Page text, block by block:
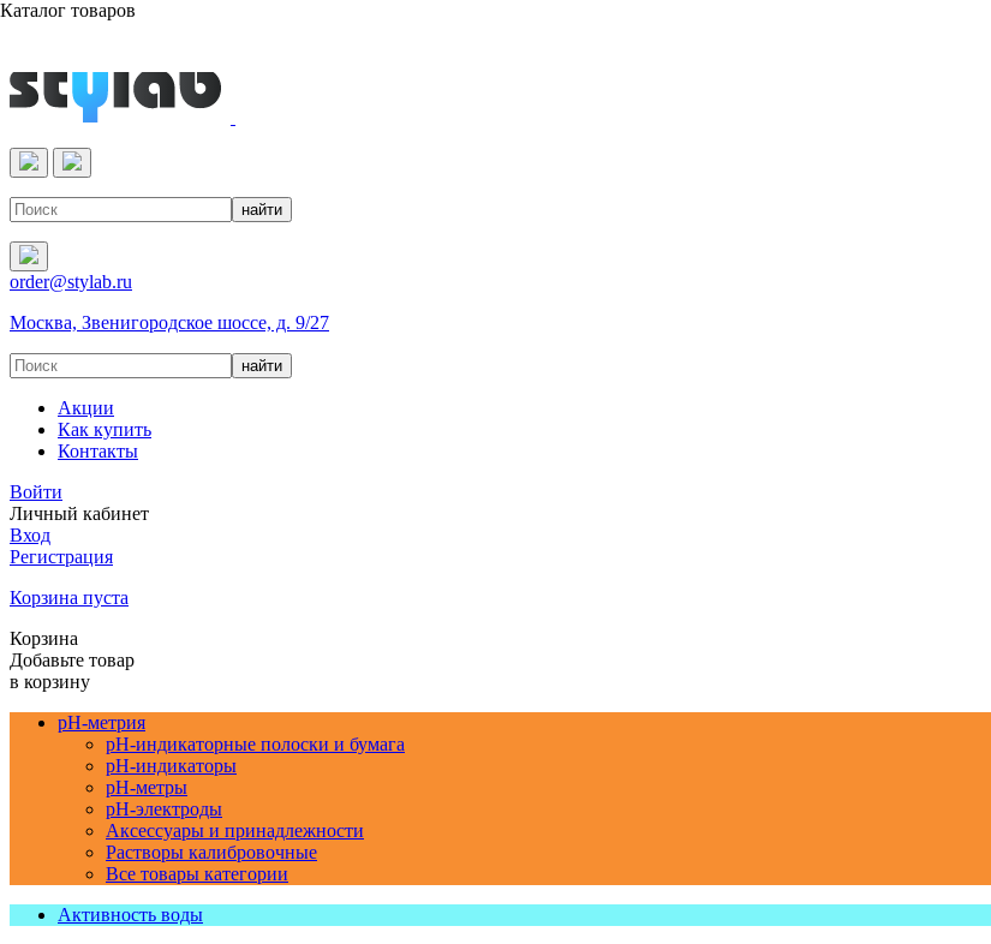
Реактивы & Оборудование
order@stylab.ru
Москва, Звенигородское шоссе, д. 9/27
Акции
Как купить
Контакты
Войти
Личный кабинет
Вход
Регистрация
Корзина пуста
Корзина
Добавьте товар
в корзину
pH-метрия
pH-индикаторные полоски и бумага
pH-индикаторы
pH-метры
pH-электроды
Аксессуары и принадлежности
Растворы калибровочные
Все товары категории
Активность воды
Каталог товаров